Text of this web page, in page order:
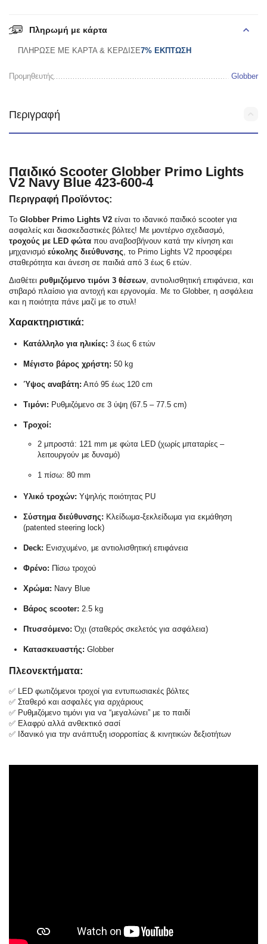
Πληρωμή με κάρτα
ΠΛΗΡΩΣΕ ΜΕ ΚΑΡΤΑ & ΚΕΡΔΙΣΕ7% ΕΚΠΤΩΣΗ
Προμηθευτής Globber
Περιγραφή
Παιδικό Scooter Globber Primo Lights
V2 Navy Blue 423-600-4
Περιγραφή Προϊόντος:
ΤοGlobber Primo Lights V2 είναι το ιδανικό παιδικό scooter για
ασφαλείς και διασκεδαστικές βόλτες! Με μοντέρνο σχεδιασμό,
τροχούς με LED φώτα που αναβοσβήνουν κατά την κίνηση και
μηχανισμόεύκολης διεύθυνσης , το Primo Lights V2 προσφέρει
σταθερότητα και άνεση σε παιδιά από 3 έως 6 ετών.
Διαθέτειρυθμιζόμενο τιμόνι 3 θέσεων , αντιολισθητική επιφάνεια, και
στιβαρό πλαίσιο για αντοχή και εργονομία. Με το Globber, η ασφάλεια
και η ποιότητα πάνε μαζί με το στυλ!
Χαρακτηριστικά:
Κατάλληλο για ηλικίες: 3 έως 6 ετών
Μέγιστο βάρος χρήστη: 50 kg
Ύψος αναβάτη: Από 95 έως 120 cm
Τιμόνι: Ρυθμιζόμενο σε 3 ύψη (67.5 – 77.5 cm)
Τροχοί:
2 μπροστά: 121 mm με φώτα LED (χωρίς μπαταρίες –
λειτουργούν με δυναμό)
1 πίσω: 80 mm
Υλικό τροχών: Υψηλής ποιότητας PU
Σύστημα διεύθυνσης: Κλείδωμα-ξεκλείδωμα για εκμάθηση
(patented steering lock)
Deck: Ενισχυμένο, με αντιολισθητική επιφάνεια
Φρένο: Πίσω τροχού
Χρώμα: Navy Blue
Βάρος scooter: 2.5 kg
Πτυσσόμενο: Όχι (σταθερός σκελετός για ασφάλεια)
Κατασκευαστής: Globber
Πλεονεκτήματα:
✅ LED φωτιζόμενοι τροχοί για εντυπωσιακές βόλτες
✅ Σταθερό και ασφαλές για αρχάριους
✅ Ρυθμιζόμενο τιμόνι για να “μεγαλώνει” με το παιδί
✅ Ελαφρύ αλλά ανθεκτικό σασί
✅ Ιδανικό για την ανάπτυξη ισορροπίας & κινητικών δεξιοτήτων